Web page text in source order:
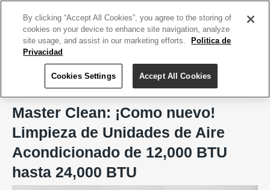
Master Clean
Master Clean: ¡Como nuevo!
Limpieza de Unidades de Aire
Acondicionado de 12,000 BTU
hasta 24,000 BTU
By clicking “Accept All Cookies”, you agree to the storing of
cookies on your device to enhance site navigation, analyze
site usage, and assist in our marketing efforts.
Politica de
Privacidad
Cookies Settings Accept All Cookies